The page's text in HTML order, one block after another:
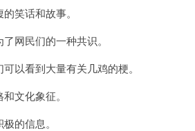
笑话和故事。
网民们的一种共识。
以看到大量有关几鸡的梗。
文化象征。
的信息。